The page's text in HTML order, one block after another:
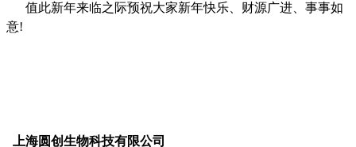
值此新年来临之际预祝大家新年快乐、财源广进、事事如
意!
上海圆创生物科技有限公司